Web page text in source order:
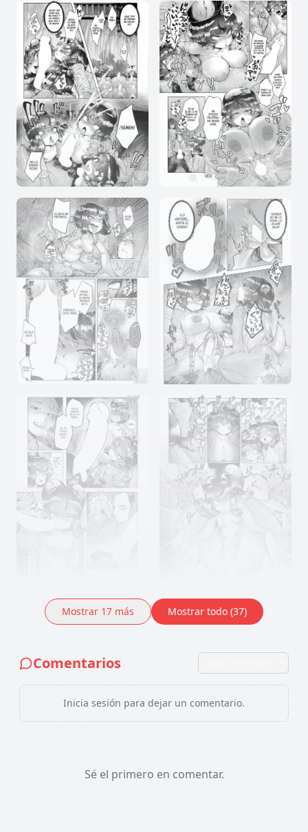
Mostrar 17 más Mostrar todo (37)
Comentarios
Inicia sesión para dejar un comentario.
Sé el primero en comentar.